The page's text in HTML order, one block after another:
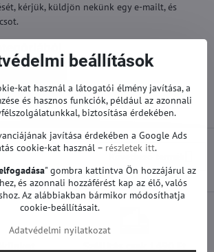
kérjük, küldjön nekünk egy e-mailt, és
Samsung TV
TV
beállítások
kat használ a látogatói élmény javítása, a
és hasznos funkciók, például az azonnali
biztosítása érdekében.
javítása érdekében a Google Ads
cookie-kat használ – részletek itt.
" gombra kattintva Ön hozzájárul az
és azonnali hozzáférést kap az élő, valós
Az alábbiakban bármikor módosíthatja
cookie-beállításait.
Adatvédelmi nyilatkozat